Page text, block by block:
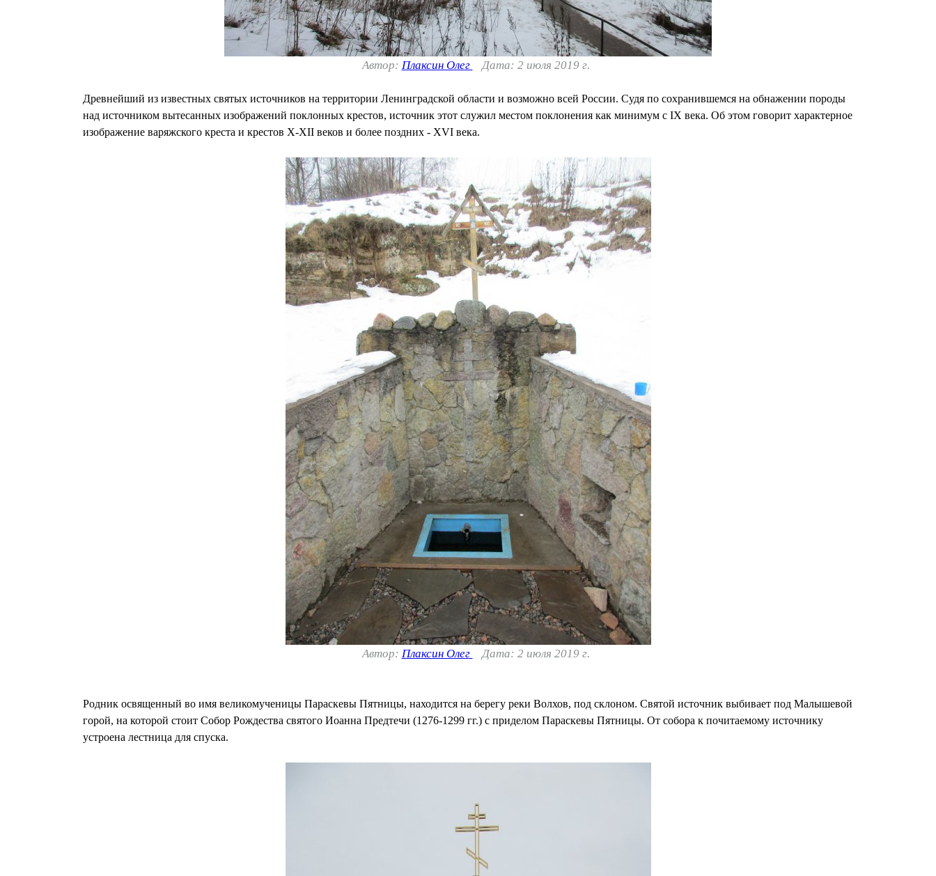
Автор: Плаксин Олег Дата: 2 июля 2019 г.
Древнейший из известных святых источников на территории Ленинградской области и возможно всей России. Судя по сохранившемся на обнажении породы
над источником вытесанных изображений поклонных крестов, источник этот служил местом поклонения как минимум с IX века. Об этом говорит характерное
изображение варяжского креста и крестов X-XII веков и более поздних - XVI века.
Автор: Плаксин Олег Дата: 2 июля 2019 г.
Родник освященный во имя великомученицы Параскевы Пятницы, находится на берегу реки Волхов, под склоном. Святой источник выбивает под Малышевой
горой, на которой стоит Собор Рождества святого Иоанна Предтечи (1276-1299 гг.) с приделом Параскевы Пятницы. От собора к почитаемому источнику
устроена лестница для спуска.